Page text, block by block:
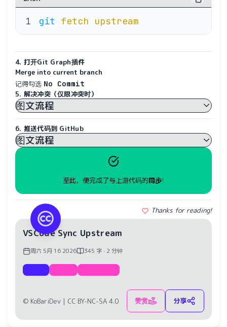
git fetch upstream
4. 打开Git Graph插件
Merge into current branch
记得勾选 No Commit
5. 解决冲突（仅限冲突时）
图文流程
6. 推送代码到 GitHub
图文流程
至此，便完成了与上游代码的同步!
Thanks for reading!
VSCode Sync Upstream
周六 5月 16 2026 345 字 · 2 分钟
© KoBariDev | CC BY-NC-SA 4.0 赞赏 分享